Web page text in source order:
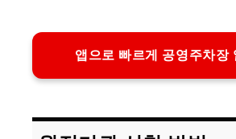
앱으로 빠르게 공영주차장